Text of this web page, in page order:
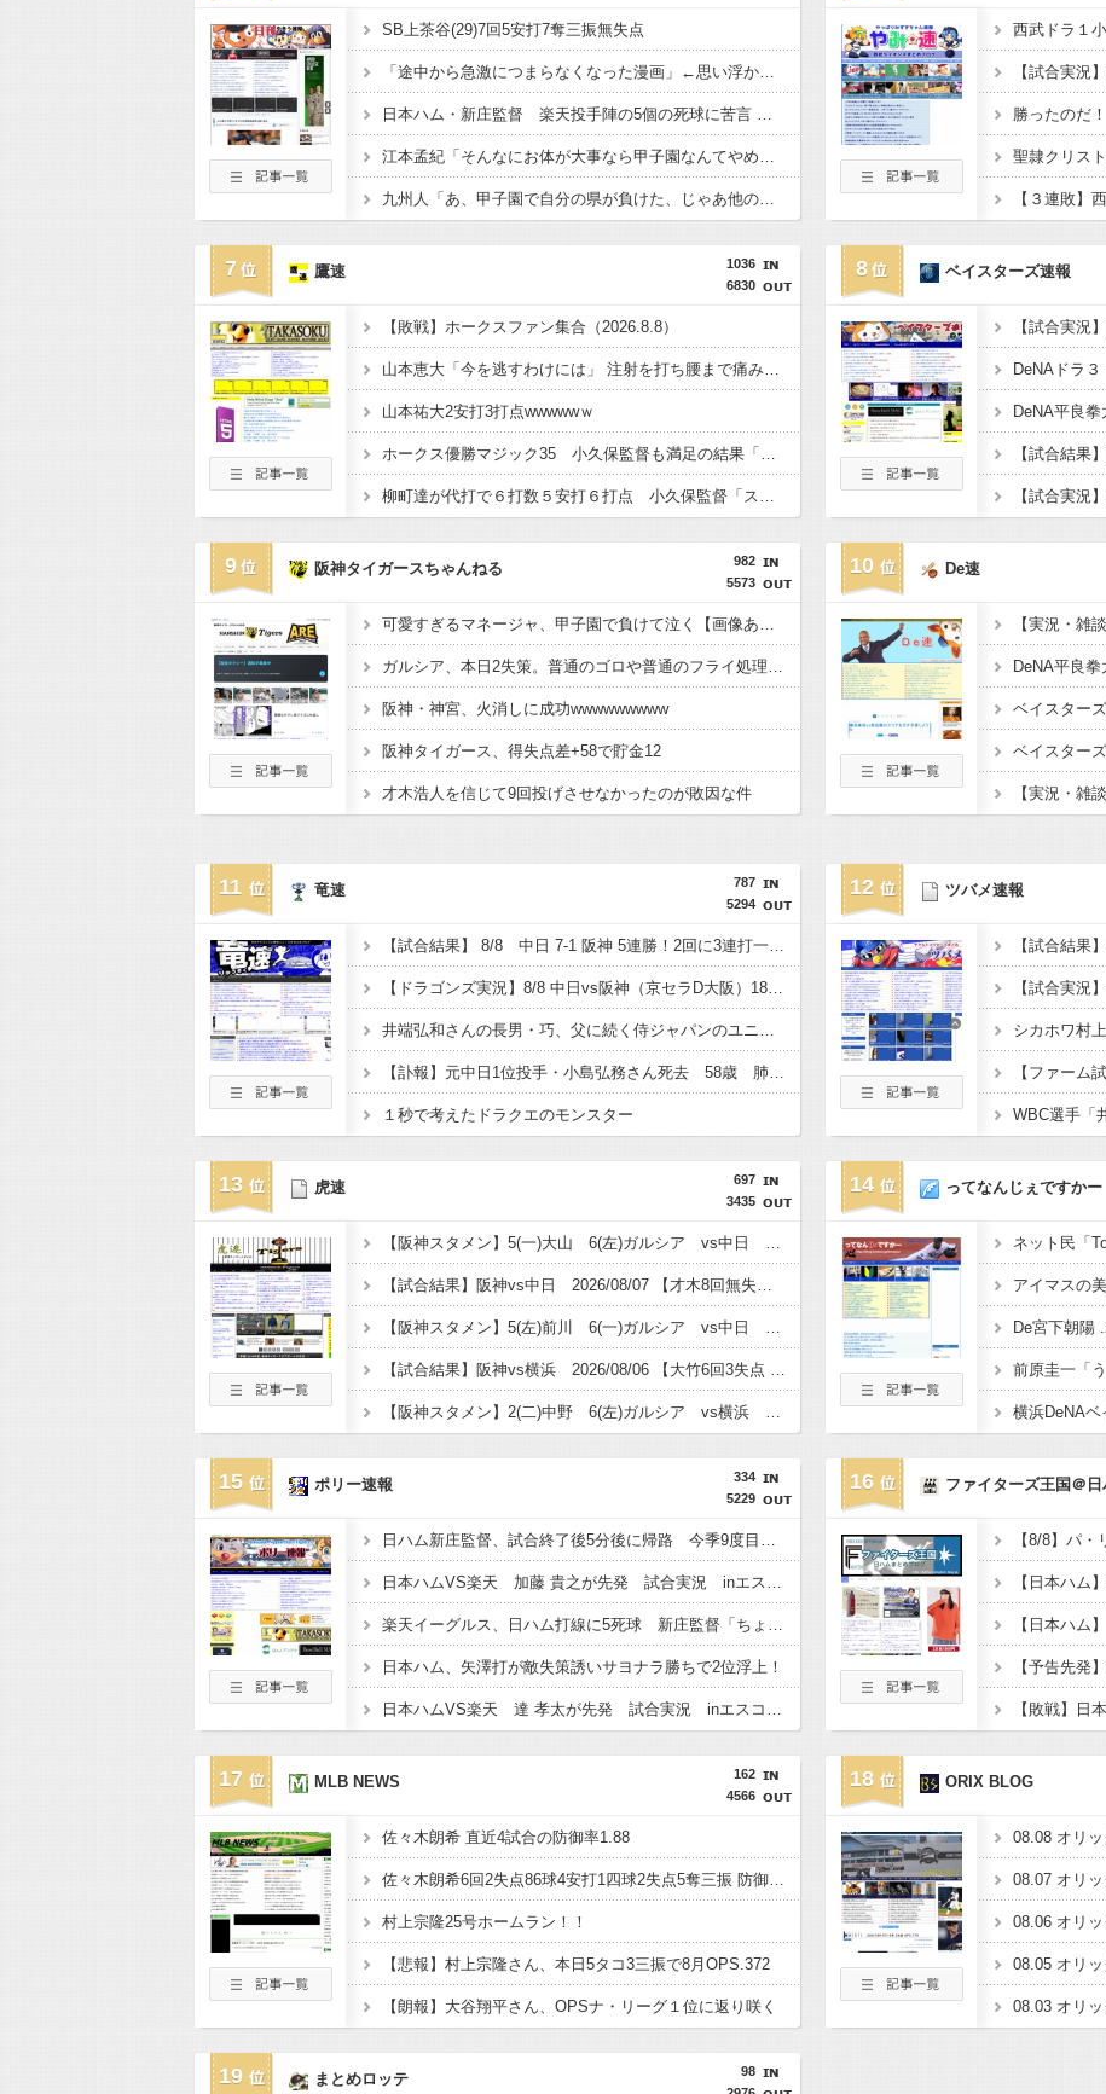
SB上茶谷(29)7回5安打7奪三振無失点
「途中から急激につまらなくなった漫画」←思い浮かべた作品
日本ハム・新庄監督 楽天投手陣の5個の死球に苦言 「ちょっと多かった。ちょっと考えてもらいたい」
江本孟紀「そんなにお体が大事なら甲子園なんてやめちゃえばいい」
九州人「あ、甲子園で自分の県が負けた、じゃあ他の九州の県を応援しよう」←これ
西武ドラ１
【試合実況
勝ったのだ！
【３連敗】
7
1036
6830
鷹速
【敗戦】ホークスファン集合（2026.8.8）
山本恵大「今を逃すわけには」 注射を打ち腰まで痛み爆弾を抱えてプレーしていた模様
山本祐大2安打3打点wwwwwｗ
ホークス優勝マジック35 小久保監督も満足の結果「めちゃくちゃ大きい。向こうは3連勝狙いに来ているでしょうから」
柳町達が代打で６打数５安打６打点 小久保監督「スタメンでもあれぐらい打ってほしいですね」
8 ベイスターズ速報
DeNAドラ
9
982
5573
阪神タイガースちゃんねる
可愛すぎるマネージャ、甲子園で負けて泣く【画像あり】
ガルシア、本日2失策。普通のゴロや普通のフライ処理ができない模様
阪神・神宮、火消しに成功wwwwwwwww
阪神タイガース、得失点差+58で貯金12
才木浩人を信じて9回投げさせなかったのが敗因な件
10 De速
11
787
5294
竜速
【試合結果】 8/8 中日 7-1 阪神 5連勝！2回に3連打一挙4点先制、7回1失点マラー4勝目！
【ドラゴンズ実況】8/8 中日vs阪神（京セラD大阪）18:00～先発：マラー【中継:三重テレビ スカイA DAZN他】
井端弘和さんの長男・巧、父に続く侍ジャパンのユニホームへ、中日・小池コーチ次男の樹里とともに『U15侍ジャパン』に選出
【訃報】元中日1位投手・小島弘務さん死去 58歳 肺がん 浜松修学舎高の監督を務めていた2025年11月に脳梗塞で倒れる
１秒で考えたドラクエのモンスター
12 ツバメ速報
【試合実況
シカホワ村
【ファーム
13
697
3435
虎速
【阪神スタメン】5(一)大山 6(左)ガルシア vs中日 2026/08/08
【試合結果】阪神vs中日 2026/08/07 【才木8回無失点 佐藤1安打2打点1HR】
【阪神スタメン】5(左)前川 6(一)ガルシア vs中日 2026/08/07
【試合結果】阪神vs横浜 2026/08/06 【大竹6回3失点 ガルシア2安打3打点1HR 森下1安打2打点 近本2安打1打点 大山＆高寺1安打1打点 中野2安打 】
【阪神スタメン】2(二)中野 6(左)ガルシア vs横浜 【17:45試合開始予定】 2026/08/06
14 ってなんじぇですかー
De宮下朝陽
15
334
5229
ポリー速報
日ハム新庄監督、試合終了後5分後に帰路 今季9度目の完封負け
日本ハムVS楽天 加藤 貴之が先発 試合実況 inエスコンF 15:00〜
楽天イーグルス、日ハム打線に5死球 新庄監督「ちょっと多かった。ちょっと考えてもらいたい」
日本ハム、矢澤打が敵失策誘いサヨナラ勝ちで2位浮上！
日本ハムVS楽天 達 孝太が先発 試合実況 inエスコンF 18:00〜
16 ファイターズ王国＠
【予告先発
17
162
4566
MLB NEWS
佐々木朗希 直近4試合の防御率1.88
佐々木朗希6回2失点86球4安打1四球2失点5奪三振 防御率4.54
村上宗隆25号ホームラン！！
【悲報】村上宗隆さん、本日5タコ3三振で8月OPS.372
【朗報】大谷翔平さん、OPSナ・リーグ１位に返り咲く
18 ORIX BLOG
19
98
まとめロッテ